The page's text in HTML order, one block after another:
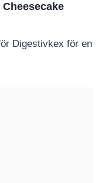
Digestivkex för en